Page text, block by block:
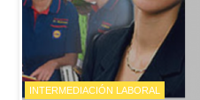
INTERMEDIACIÓN LABORAL